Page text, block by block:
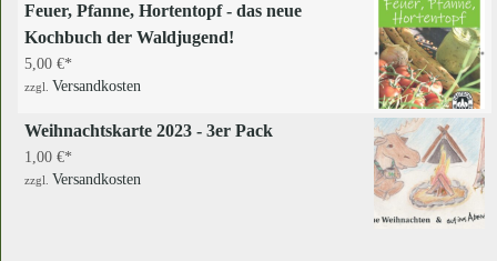
Feuer, Pfanne, Hortentopf - das neue
Kochbuch der Waldjugend!
5,00 €
zzgl. Versandkosten
Weihnachtskarte 2023 - 3er Pack
1,00 €
zzgl. Versandkosten